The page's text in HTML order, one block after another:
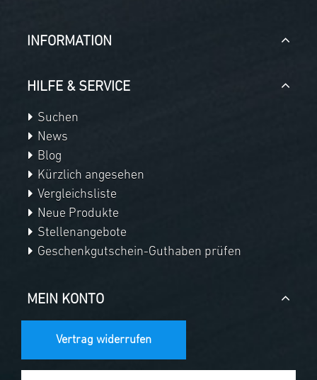
INFORMATION
HILFE & SERVICE
Suchen
News
Blog
Kürzlich angesehen
Vergleichsliste
Neue Produkte
Stellenangebote
Geschenkgutschein-Guthaben prüfen
MEIN KONTO
Vertrag widerrufen